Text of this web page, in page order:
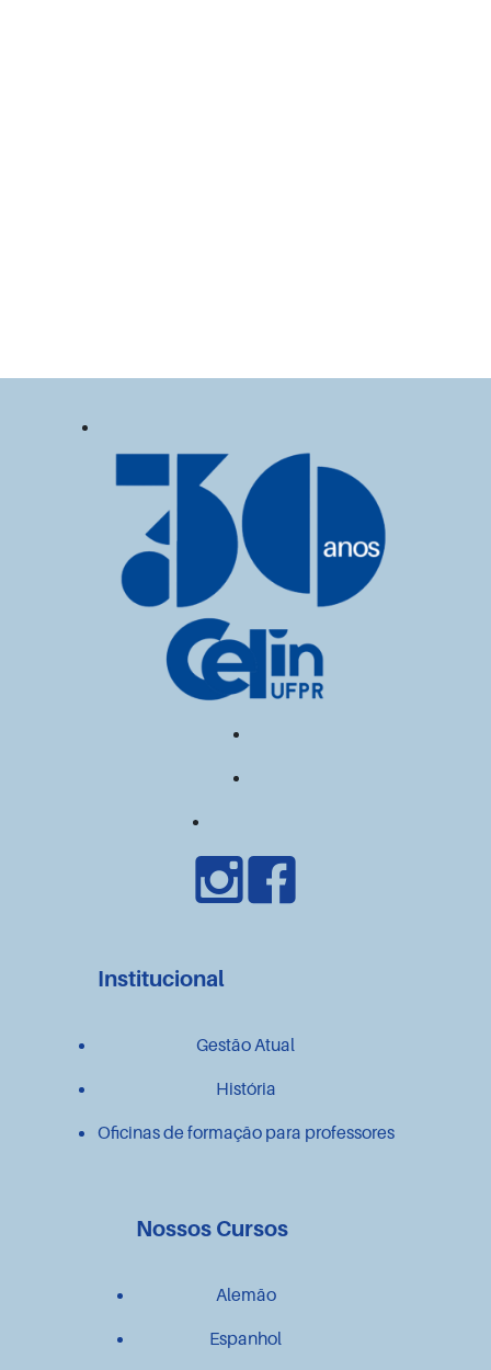
Institucional
Gestão Atual
História
Oficinas de formação para professores
Nossos Cursos
Alemão
Espanhol